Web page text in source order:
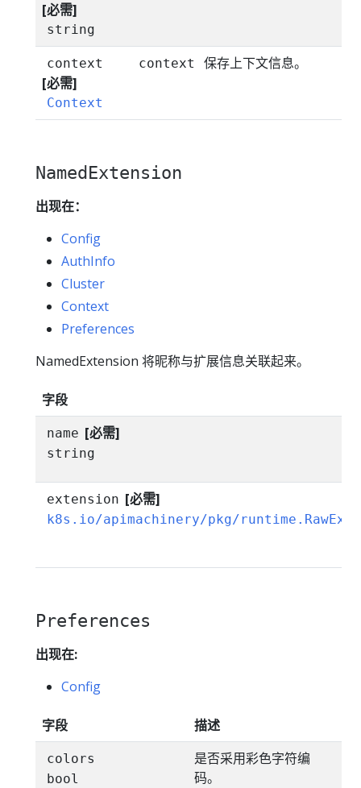
[必需]
string
context
[必需]
Context
context 保存上下文信息。
NamedExtension
出现在：
Config
AuthInfo
Cluster
Context
Preferences
NamedExtension 将昵称与扩展信息关联起来。
字段
name [必需]
string
extension [必需]
k8s.io/apimachinery/pkg/
Preferences
出现在:
Config
字段 描述
colors
bool
是否采用彩色字符编
码。